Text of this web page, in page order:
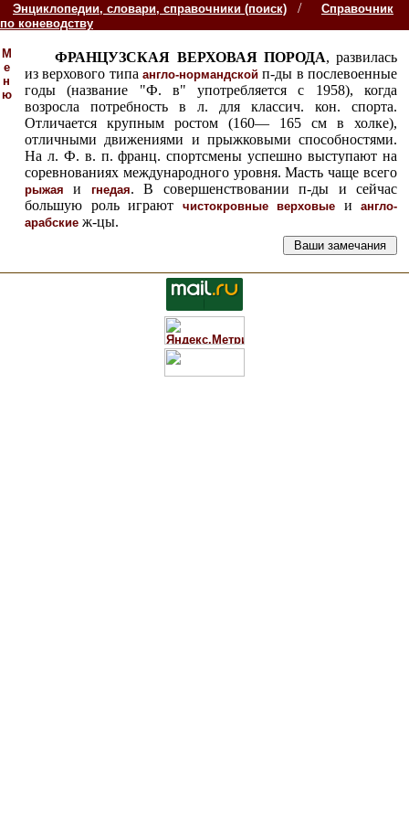
Энциклопедии, словари, справочники (поиск) /
Справочник
по коневодству
М
е
н
ю
ФРАНЦУЗСКАЯ ВЕРХОВАЯ ПОРОДА, развилась
из верхового типа англо-нормандской п-ды в послевоенные
годы (название "Ф. в" употребляется с 1958), когда
возросла потребность в л. для классич. кон. спорта.
Отличается крупным ростом (160— 165 см в холке),
отличными движениями и прыжковыми способностями.
На л. Ф. в. п. франц. спортсмены успешно выступают на
соревнованиях международного уровня. Масть чаще всего
рыжая и гнедая. В совершенствовании п-ды и сейчас
большую роль играют чистокровные верховые и англо-
арабские ж-цы.